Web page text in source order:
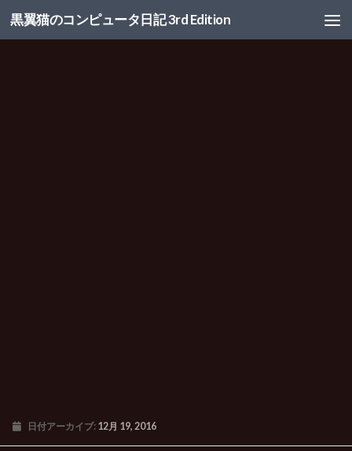
コンテンツへスキップ
黒翼猫のコンピュータ日記 3rd Edition
日付アーカイブ: 12月 19, 2016